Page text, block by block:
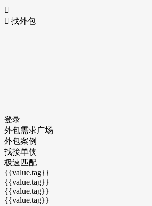

 找外包
登录
外包需求广场
外包案例
找接单侠
极速匹配
{{value.tag}}
{{value.tag}}
{{value.tag}}
{{value.tag}}